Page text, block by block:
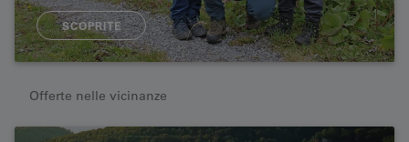
SCOPRITE
Offerte nelle vicinanze